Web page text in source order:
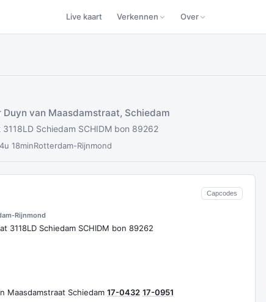
Live kaart Verkennen Over
van Maasdamstraat, Schiedam
Schiedam SCHIDM bon 89262
18minRotterdam-Rijnmond
Capcodes
Rijnmond
3118LD Schiedam SCHIDM bon 89262
Maasdamstraat Schiedam 17-0432 17-0951